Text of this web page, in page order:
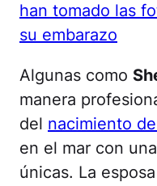
han tomado las
su embarazo
Algunas como
manera
del nacimiento
en el mar con
únicas. La